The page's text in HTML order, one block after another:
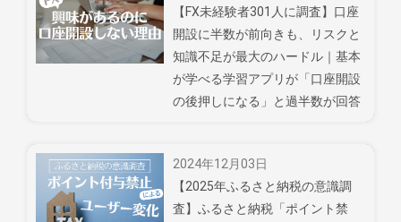
【FX未経験者301人に調査】口座
開設に半数が前向きも、リスクと
知識不足が最大のハードル｜基本
が学べる学習アプリが「口座開設
の後押しになる」と過半数が回答
2024年12月03日
【2025年ふるさと納税の意識調
査】ふるさと納税「ポイント禁